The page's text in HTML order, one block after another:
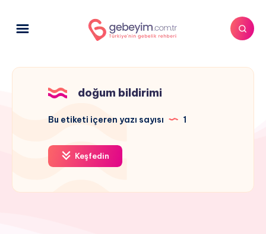
doğum bildirimi
Bu etiketi içeren yazı sayısı 1
Keşfedin